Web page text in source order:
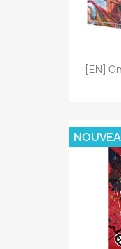
[EN]